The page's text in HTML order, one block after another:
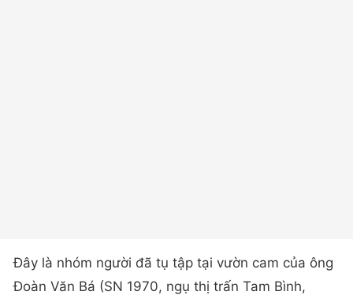
Đây là nhóm người đã tụ tập tại vườn cam của ông
Đoàn Văn Bá (SN 1970, ngụ thị trấn Tam Bình,